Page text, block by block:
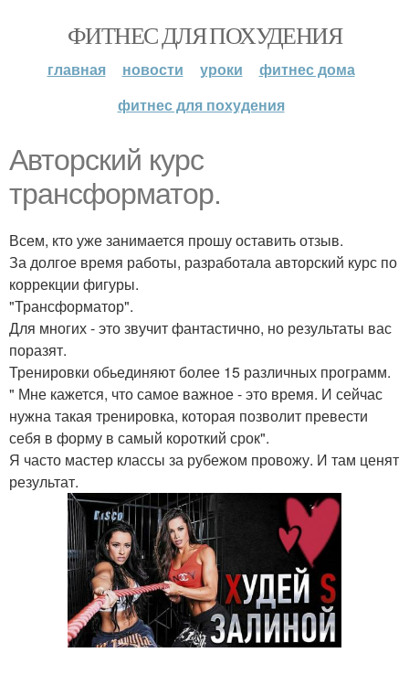
ФИТНЕС ДЛЯ ПОХУДЕНИЯ
главная новости уроки
фитнес дома
фитнес для похудения
Авторский курс
трансформатор.
Всем, кто уже занимается прошу оставить отзыв.
За долгое время работы, разработала авторский курс по
коррекции фигуры.
"Трансформатор".
Для многих - это звучит фантастично, но результаты вас
поразят.
Тренировки обьединяют более 15 различных программ.
" Мне кажется, что самое важное - это время. И сейчас
нужна такая тренировка, которая позволит превести
себя в форму в самый короткий срок".
Я часто мастер классы за рубежом провожу. И там ценят
результат.